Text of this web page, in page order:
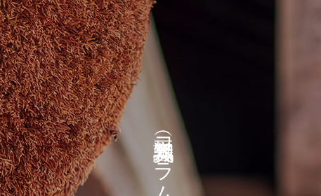
コ
ラ
ム